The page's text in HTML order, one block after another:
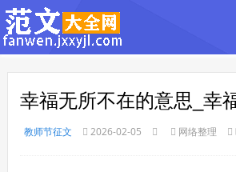
幸福无所不在的意思_幸
教师节征文 2026-02-05 网络整理